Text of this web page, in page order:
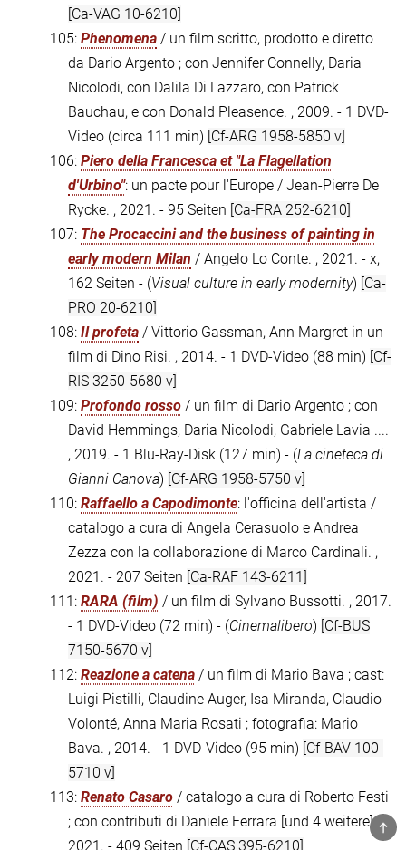
[Ca-VAG 10-6210]
105: Phenomena / un film scritto, prodotto e diretto
da Dario Argento ; con Jennifer Connelly, Daria
Nicolodi, con Dalila Di Lazzaro, con Patrick
Bauchau, e con Donald Pleasence. , 2009. - 1 DVD-
Video (circa 111 min) [Cf-ARG 1958-5850 v]
106: Piero della Francesca et "La Flagellation
d'Urbino": un pacte pour l'Europe / Jean-Pierre De
Rycke. , 2021. - 95 Seiten [Ca-FRA 252-6210]
107: The Procaccini and the business of painting in
early modern Milan / Angelo Lo Conte. , 2021. - x,
162 Seiten - (Visual culture in early modernity) [Ca-
PRO 20-6210]
108: Il profeta / Vittorio Gassman, Ann Margret in un
film di Dino Risi. , 2014. - 1 DVD-Video (88 min) [Cf-
RIS 3250-5680 v]
109: Profondo rosso / un film di Dario Argento ; con
David Hemmings, Daria Nicolodi, Gabriele Lavia ....
, 2019. - 1 Blu-Ray-Disk (127 min) - (La cineteca di
Gianni Canova) [Cf-ARG 1958-5750 v]
110: Raffaello a Capodimonte: l'officina dell'artista /
catalogo a cura di Angela Cerasuolo e Andrea
Zezza con la collaborazione di Marco Cardinali. ,
2021. - 207 Seiten [Ca-RAF 143-6211]
111: RARA (film) / un film di Sylvano Bussotti. , 2017.
- 1 DVD-Video (72 min) - (Cinemalibero) [Cf-BUS
7150-5670 v]
112: Reazione a catena / un film di Mario Bava ; cast:
Luigi Pistilli, Claudine Auger, Isa Miranda, Claudio
Volonté, Anna Maria Rosati ; fotografia: Mario
Bava. , 2014. - 1 DVD-Video (95 min) [Cf-BAV 100-
5710 v]
113: Renato Casaro / catalogo a cura di Roberto Festi
; con contributi di Daniele Ferrara [und 4 weitere]. ,
2021. - 409 Seiten [Cf-CAS 395-6210]
TOP